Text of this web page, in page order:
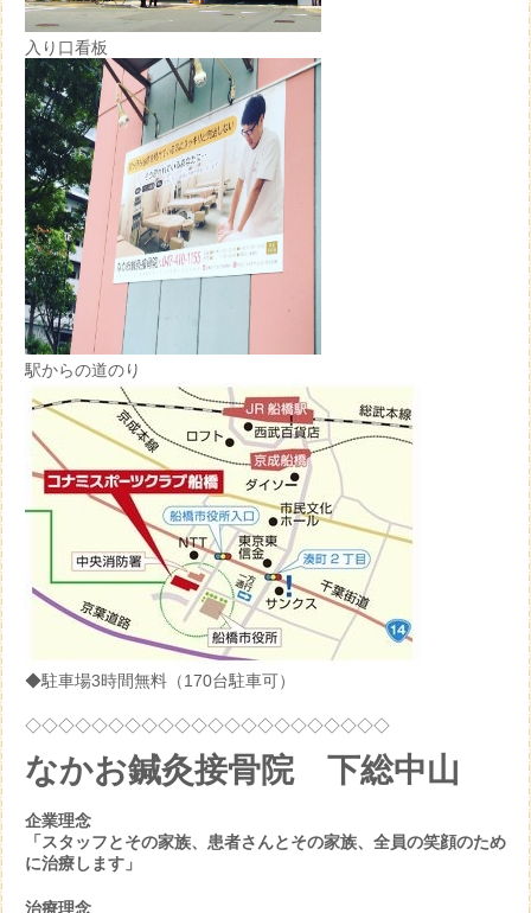
入り口看板
駅からの道のり
◆駐車場3時間無料（170台駐車可）
◇◇◇◇◇◇◇◇◇◇◇◇◇◇◇◇◇◇◇◇◇◇
なかお鍼灸接骨院 下総中山
企業理念
「スタッフとその家族、患者さんとその家族、全員の笑顔のため
に治療します」
治療理念